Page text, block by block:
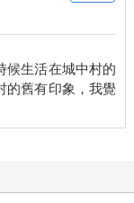
候生活在城中村的
的舊有印象，我覺